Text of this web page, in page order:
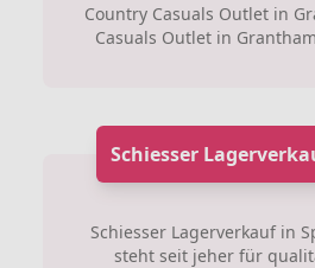
Country Casuals Outlet in
Casuals Outlet in
Schiesser
Schiesser Lagerverkauf in
steht seit jeher für